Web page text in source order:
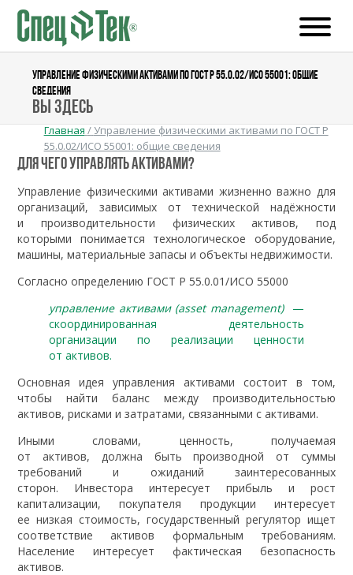
УПРАВЛЕНИЕ ФИЗИЧЕСКИМИ АКТИВАМИ ПО ГОСТ Р 55.0.02/ИСО 55001: ОБЩИЕ
СВЕДЕНИЯ
Вы здесь
Главная / Управление физическими активами по ГОСТ Р
55.0.02/ИСО 55001: общие сведения
Для чего управлять активами?
Управление физическими активами жизненно важно для
организаций, зависимых от технической надёжности
и производительности физических активов, под
которыми понимается технологическое оборудование,
машины, материальные запасы и объекты недвижимости.
Согласно определению ГОСТ Р 55.0.01/ИСО 55000
управление активами (asset management) —
скоординированная деятельность
организации по реализации ценности
от активов.
Основная идея управления активами состоит в том,
чтобы найти баланс между производительностью
активов, рисками и затратами, связанными с активами.
Иными словами, ценность, получаемая
от активов, должна быть производной от суммы
требований и ожиданий заинтересованных
сторон. Инвестора интересует прибыль и рост
капитализации, покупателя продукции интересует
ее низкая стоимость, государственный регулятор ищет
соответствие активов формальным требованиям.
Население интересует фактическая безопасность
активов.